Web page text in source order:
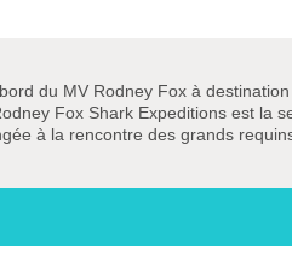
du MV Rodney Fox à
Fox Shark Expeditions est la
à la rencontre des grands